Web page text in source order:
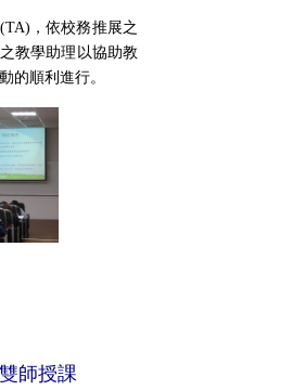
，依校務推展之
教學助理以協助教
的順利進行。
師授課